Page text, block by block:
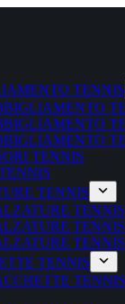
TENNIS
TENNIS
TENNIS
TENNIS